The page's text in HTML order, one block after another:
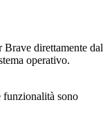
Brave direttamente dal
operativo.
funzionalità sono